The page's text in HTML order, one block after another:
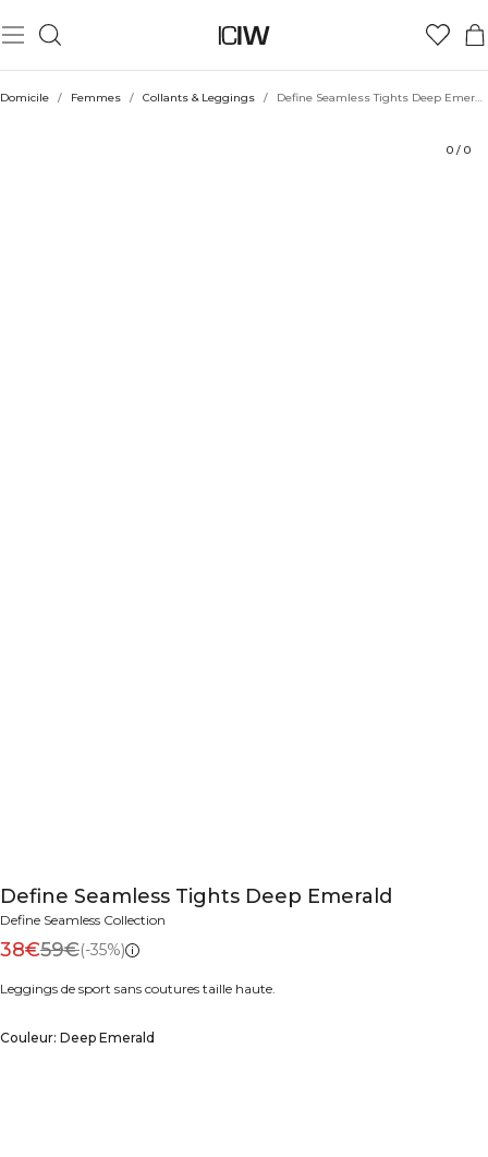
Domicile / Femmes / Collants & Leggings / Define Seamless Tights Deep Emerald
0 / 0
Define Seamless Tights Deep Emerald
Define Seamless Collection
38€59€(-35%)
Leggings de sport sans coutures taille haute.
Couleur: Deep Emerald